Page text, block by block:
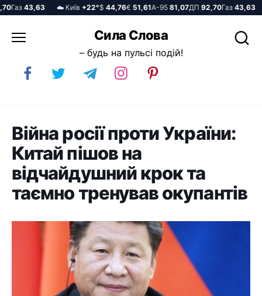
Газ43,63 ☁️ Київ+22°$44,76€51,61А-9581,07ДП92,70Газ43,63
до
Сила Слова
– будь на пульсі подій!
Війна росії проти України:
Китай пішов на
відчайдушний крок та
таємно тренував окупантів